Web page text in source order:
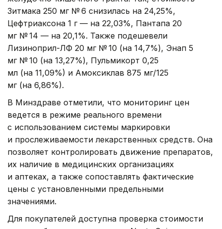
Зитмака 250 мг № 6 снизилась на 24,25%,
Цефтриаксона 1 г — на 22,03%, Пантапа 20
мг № 14 — на 20,1%. Также подешевели
Лизиноприл-ЛФ 20 мг № 10 (на 14,7%), Энап 5
мг № 10 (на 13,27%), Пульмикорт 0,25
мл (на 11,09%) и Амоксиклав 875 мг/125
мг (на 6,86%).
В Минздраве отметили, что мониторинг цен
ведется в режиме реального времени
с использованием системы маркировки
и прослеживаемости лекарственных средств. Она
позволяет контролировать движение препаратов,
их наличие в медицинских организациях
и аптеках, а также сопоставлять фактические
цены с установленными предельными
значениями.
Для покупателей доступна проверка стоимости